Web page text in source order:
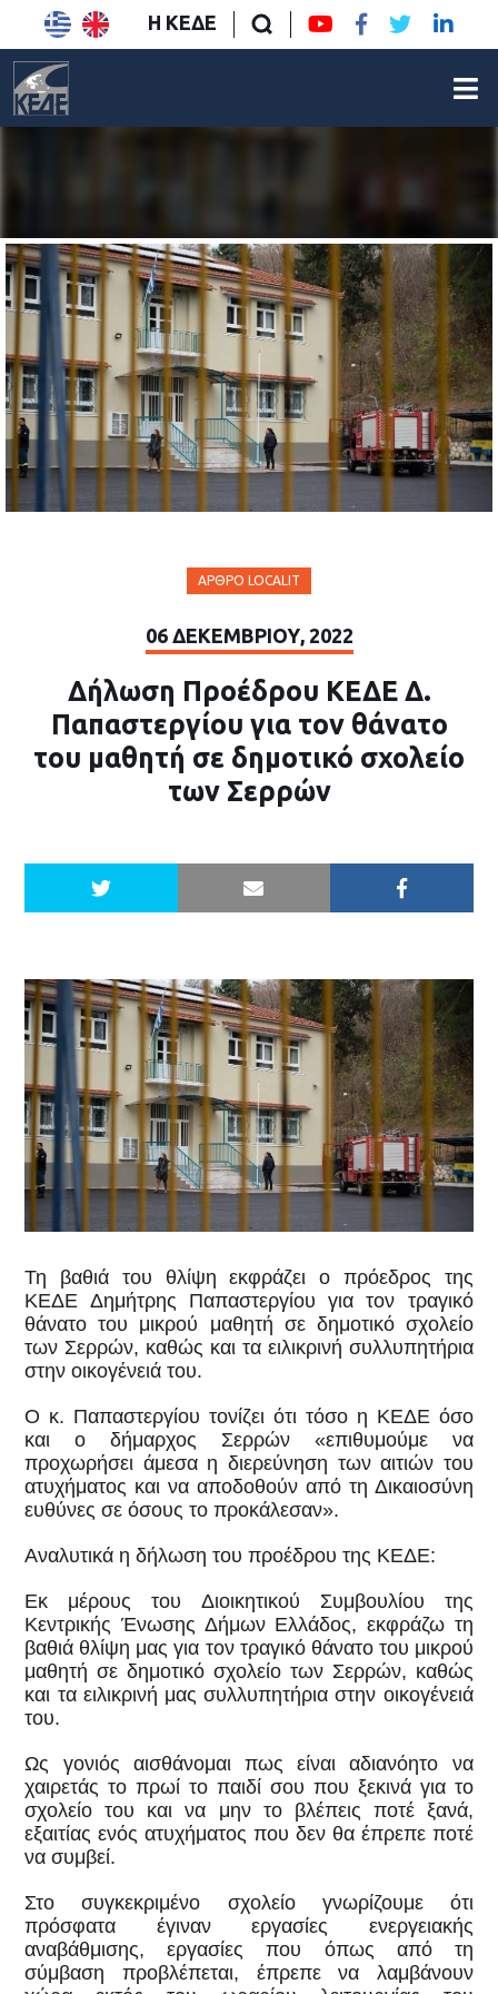
Η ΚΕΔΕ
ΆΡΘΡΟ LOCALIT
06 ΔΕΚΕΜΒΡΊΟΥ, 2022
Δήλωση Προέδρου ΚΕΔΕ Δ.
Παπαστεργίου για τον θάνατο
του μαθητή σε δημοτικό σχολείο
των Σερρών
Τη βαθιά του θλίψη εκφράζει ο πρόεδρος της
ΚΕΔΕ Δημήτρης Παπαστεργίου για τον τραγικό
θάνατο του μικρού μαθητή σε δημοτικό σχολείο
των Σερρών, καθώς και τα ειλικρινή συλλυπητήρια
στην οικογένειά του.
Ο κ. Παπαστεργίου τονίζει ότι τόσο η ΚΕΔΕ όσο
και ο δήμαρχος Σερρών «επιθυμούμε να
προχωρήσει άμεσα η διερεύνηση των αιτιών του
ατυχήματος και να αποδοθούν από τη Δικαιοσύνη
ευθύνες σε όσους το προκάλεσαν».
Αναλυτικά η δήλωση του προέδρου της ΚΕΔΕ:
Εκ μέρους του Διοικητικού Συμβουλίου της
Κεντρικής Ένωσης Δήμων Ελλάδος, εκφράζω τη
βαθιά θλίψη μας για τον τραγικό θάνατο του μικρού
μαθητή σε δημοτικό σχολείο των Σερρών, καθώς
και τα ειλικρινή μας συλλυπητήρια στην οικογένειά
του.
Ως γονιός αισθάνομαι πως είναι αδιανόητο να
χαιρετάς το πρωί το παιδί σου που ξεκινά για το
σχολείο του και να μην το βλέπεις ποτέ ξανά,
εξαιτίας ενός ατυχήματος που δεν θα έπρεπε ποτέ
να συμβεί.
Στο συγκεκριμένο σχολείο γνωρίζουμε ότι
πρόσφατα έγιναν εργασίες ενεργειακής
αναβάθμισης, εργασίες που όπως από τη
σύμβαση προβλέπεται, έπρεπε να λαμβάνουν